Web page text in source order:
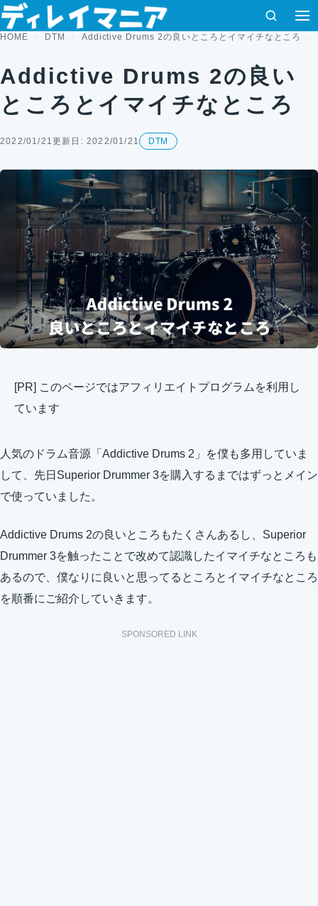
コンテンツへスキップ
検索
HOME DTM Addictive Drums 2の良いところとイマイチなところ
Addictive Drums 2の良い
ところとイマイチなところ
2022/01/21更新日: 2022/01/21 DTM
[PR] このページではアフィリエイトプログラムを利用し
ています
人気のドラム音源「Addictive Drums 2」を僕も多用していま
して、先日Superior Drummer 3を購入するまではずっとメイン
で使っていました。
Addictive Drums 2の良いところもたくさんあるし、Superior
Drummer 3を触ったことで改めて認識したイマイチなところも
あるので、僕なりに良いと思ってるところとイマイチなところ
を順番にご紹介していきます。
SPONSORED LINK